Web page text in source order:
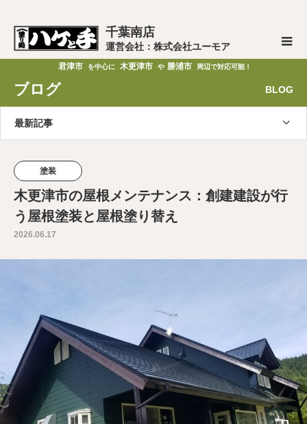
千葉南店
運営会社：株式会社ユーモア
君津市 を中心に 木更津市 や 勝浦市 周辺で対応可能！
ブログ BLOG
最新記事
塗装
木更津市の屋根メンテナンス：創建建設が行
う屋根塗装と屋根塗り替え
2026.06.17